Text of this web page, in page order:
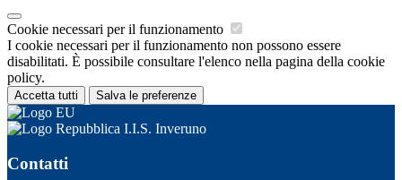
Cookie necessari per il funzionamento
I cookie necessari per il funzionamento non possono essere
disabilitati. È possibile consultare l'elenco nella pagina della cookie
policy.
Accetta tutti Salva le preferenze
I.I.S. Inveruno
Contatti